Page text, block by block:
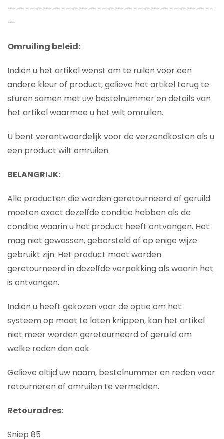
----------------------------------------------
--
Omruiling beleid:
Indien u het artikel wenst om te ruilen voor een
andere kleur of product, gelieve het artikel terug te
sturen samen met uw bestelnummer en details van
het artikel waarmee u het wilt omruilen.
U bent verantwoordelijk voor de verzendkosten als u
een product wilt omruilen.
BELANGRIJK:
Alle producten die worden geretourneerd of geruild
moeten exact dezelfde conditie hebben als de
conditie waarin u het product heeft ontvangen. Het
mag niet gewassen, geborsteld of op enige wijze
gebruikt zijn. Het product moet worden
geretourneerd in dezelfde verpakking als waarin het
is ontvangen.
Indien u heeft gekozen voor de optie om het
systeem op maat te laten knippen, kan het artikel
niet meer worden geretourneerd of geruild om
welke reden dan ook.
Gelieve altijd uw naam, bestelnummer en reden voor
retourneren of omruilen te vermelden.
Retouradres:
Sniep 85